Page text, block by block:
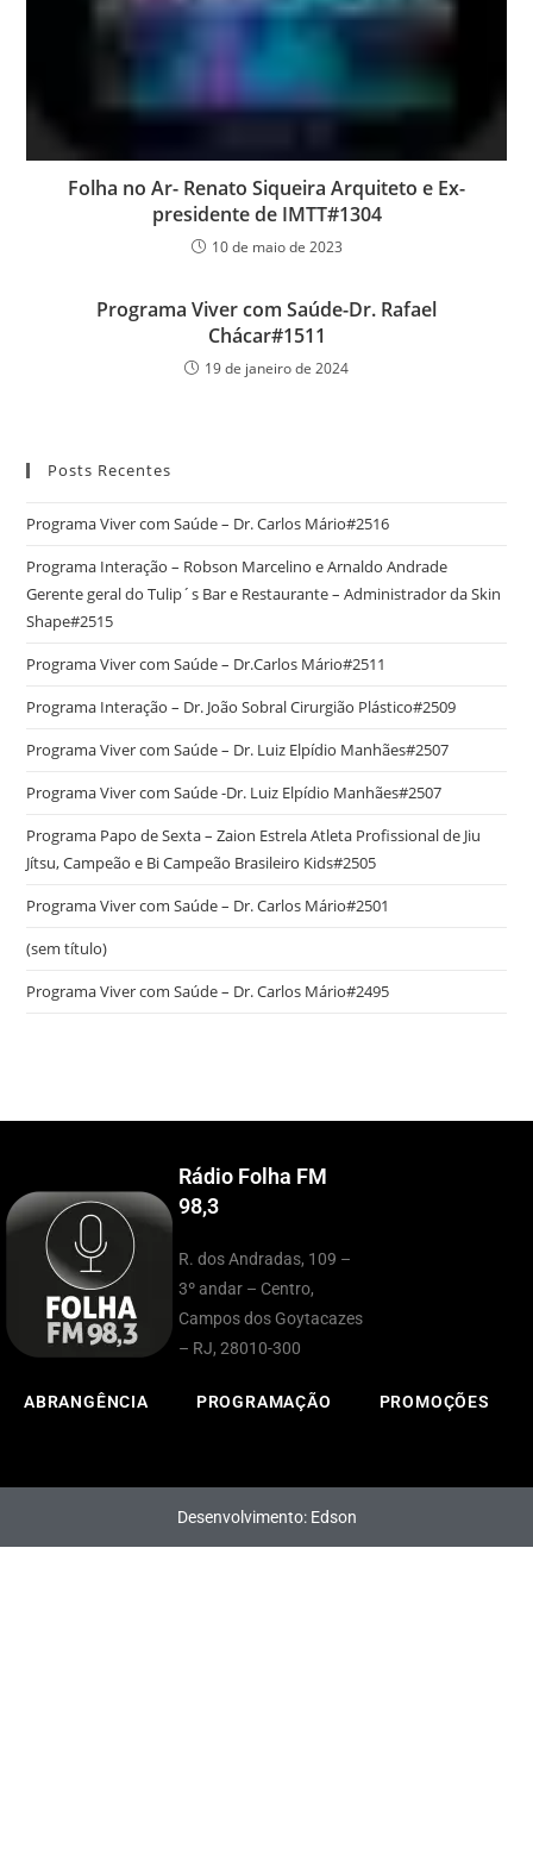
Folha no Ar- Renato Siqueira Arquiteto e Ex-
presidente de IMTT#1304
10 de maio de 2023
Programa Viver com Saúde-Dr. Rafael
Chácar#1511
19 de janeiro de 2024
Posts Recentes
Programa Viver com Saúde – Dr. Carlos Mário#2516
Programa Interação – Robson Marcelino e Arnaldo Andrade
Gerente geral do Tulip´s Bar e Restaurante – Administrador da Skin
Shape#2515
Programa Viver com Saúde – Dr.Carlos Mário#2511
Programa Interação – Dr. João Sobral Cirurgião Plástico#2509
Programa Viver com Saúde – Dr. Luiz Elpídio Manhães#2507
Programa Viver com Saúde -Dr. Luiz Elpídio Manhães#2507
Programa Papo de Sexta – Zaion Estrela Atleta Profissional de Jiu
Jítsu, Campeão e Bi Campeão Brasileiro Kids#2505
Programa Viver com Saúde – Dr. Carlos Mário#2501
(sem título)
Programa Viver com Saúde – Dr. Carlos Mário#2495
Rádio Folha FM
98,3
R. dos Andradas, 109 –
3º andar – Centro,
Campos dos Goytacazes
– RJ, 28010-300
ABRANGÊNCIA PROGRAMAÇÃO PROMOÇÕES
Desenvolvimento: Edson